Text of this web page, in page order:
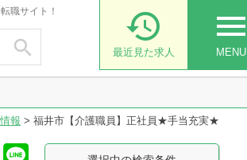
職サイト！

menu
MENU

最近見た求人
報 > 福井市【介護職員】正社員★手当充実★